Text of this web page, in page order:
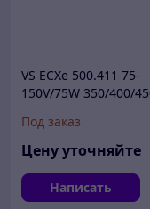
VS ECXe 500.411 75-
150V/75W 350/400/
драйвер VS
Под заказ
Цену уточняйте
Написать